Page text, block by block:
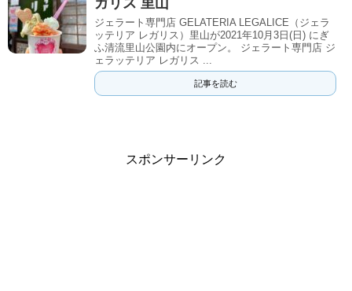
ジェラート専門店 GELATERIA LEGALICE（ジェラ
ッテリア レガリス）里山が2021年10月3日(日) にぎ
ふ清流里山公園内にオープン。 ジェラート専門店 ジ
ェラッテリア レガリス ...
記事を読む
スポンサーリンク